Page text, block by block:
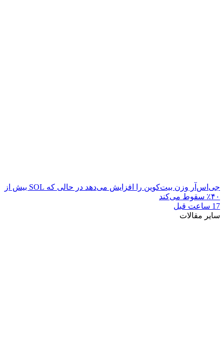
جی‌اس‌آر وزن بیت‌کوین را افزایش می‌دهد در حالی که SOL بیش از
۴۰٪ سقوط می‌کند
17 ساعت قبل
سایر مقالات